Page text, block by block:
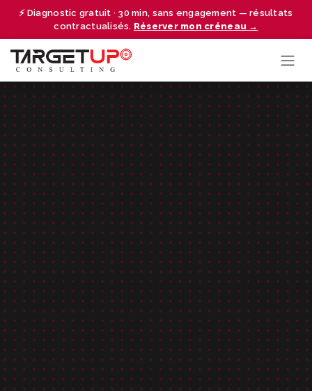
⚡ Diagnostic gratuit · 30 min, sans engagement — résultats
contractualisés. Réserver mon créneau →
Se rendre au contenu